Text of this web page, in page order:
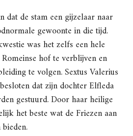
dat de stam een gijzelaar naar
gewoonte in die tijd.
was het zelfs een hele
hof te verblijven en
te volgen. Sextus Valerius
dat zijn dochter Elfleda
gestuurd. Door haar heilige
het beste wat de Friezen aan